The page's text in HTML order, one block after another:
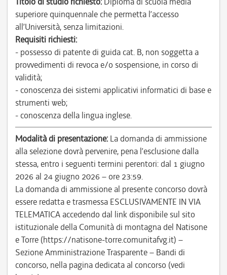
superiore quinquennale che permetta l’accesso
all’Università, senza limitazioni.
Requisiti richiesti:
- possesso di patente di guida cat. B, non soggetta a
provvedimenti di revoca e/o sospensione, in corso di
validità;
- conoscenza dei sistemi applicativi informatici di base e
strumenti web;
- conoscenza della lingua inglese.
Modalità di presentazione: La domanda di ammissione
alla selezione dovrà pervenire, pena l’esclusione dalla
stessa, entro i seguenti termini perentori: dal 1 giugno
2026 al 24 giugno 2026 – ore 23:59.
La domanda di ammissione al presente concorso dovrà
essere redatta e trasmessa ESCLUSIVAMENTE IN VIA
TELEMATICA accedendo dal link disponibile sul sito
istituzionale della Comunità di montagna del Natisone
e Torre (https://natisone-torre.comunitafvg.it) –
Sezione Amministrazione Trasparente – Bandi di
concorso, nella pagina dedicata al concorso (vedi